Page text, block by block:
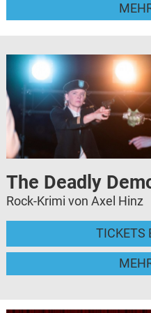
The Deadly
Rock-Krimi von Axel Hinz
TICKETS